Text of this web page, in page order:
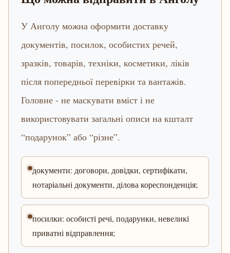
У Анголу можна оформити доставку
документів, посилок, особистих речей,
зразків, товарів, техніки, косметики, ліків
після попередньої перевірки та вантажів.
Головне - не маскувати вміст і не
використовувати загальні описи на кшталт
“подарунок” або “різне”.
документи: договори, довідки, сертифікати,
нотаріальні документи, ділова кореспонденція;
посилки: особисті речі, подарунки, невеликі
приватні відправлення;